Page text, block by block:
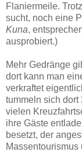
Flaniermeile.
sucht, noch eine
Kuna,
ausprobiert.)
Mehr Gedränge
dort kann man
verkraftet
tummeln sich dort
vielen
ihre Gäste
besetzt, der